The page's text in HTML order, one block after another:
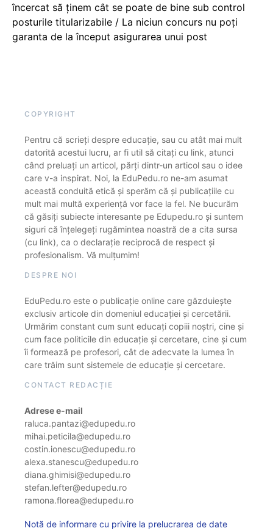
încercat să ținem cât se poate de bine sub control
posturile titularizabile / La niciun concurs nu poți
garanta de la început asigurarea unui post
COPYRIGHT
Pentru că scrieți despre educație, sau cu atât mai mult
datorită acestui lucru, ar fi util să citați cu link, atunci
când preluați un articol, părți dintr-un articol sau o idee
care v-a inspirat. Noi, la EduPedu.ro ne-am asumat
această conduită etică și sperăm că și publicațiile cu
mult mai multă experiență vor face la fel. Ne bucurăm
că găsiți subiecte interesante pe Edupedu.ro și suntem
siguri că înțelegeți rugămintea noastră de a cita sursa
(cu link), ca o declarație reciprocă de respect și
profesionalism. Vă mulțumim!
DESPRE NOI
EduPedu.ro este o publicație online care găzduiește
exclusiv articole din domeniul educației și cercetării.
Urmărim constant cum sunt educați copiii noștri, cine și
cum face politicile din educație și cercetare, cine și cum
îi formează pe profesori, cât de adecvate la lumea în
care trăim sunt sistemele de educație și cercetare.
CONTACT REDACȚIE
Adrese e-mail
raluca.pantazi@edupedu.ro
mihai.peticila@edupedu.ro
costin.ionescu@edupedu.ro
alexa.stanescu@edupedu.ro
diana.ghimisi@edupedu.ro
stefan.lefter@edupedu.ro
ramona.florea@edupedu.ro
Notă de informare cu privire la prelucrarea de date